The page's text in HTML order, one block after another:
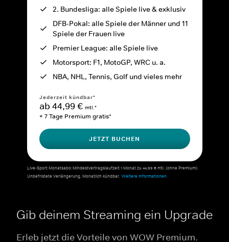
2. Bundesliga: alle Spiele live & exklusiv
DFB-Pokal: alle Spiele der Männer und 11
Spiele der Frauen live
Premier League: alle Spiele live
Motorsport: F1, MotoGP, WRC u. a.
NBA, NHL, Tennis, Golf und vieles mehr
Jederzeit kündbar*
ab 44,99 € mtl.*
+ 7 Tage Premium gratis*
JETZT BUCHEN
Live-Sport Monatsabo: Mindestvertragslaufzeit 1 Monat zu 44,99 € mtl. (ohne Premium).
Unbefristete Verlängerung. Monatlich kündbar. Weitere Informationen.
Gib deinem Streaming ein Upgrade
Erleb jetzt die Vorteile von WOW Premium.